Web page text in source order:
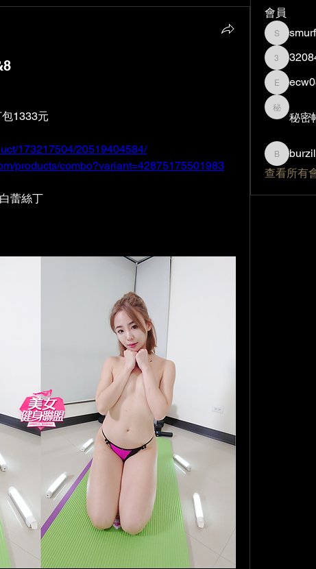
1333元
173217504/20519404584/
products/combo?variant=42875175501983
蕾絲丁
會員
ecw08995
秘密帳號
秘密
burzilla194
查看所有